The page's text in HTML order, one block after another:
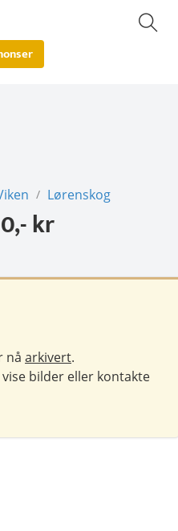
/ Lørenskog
kr
nå arkivert.
bilder eller kontakte